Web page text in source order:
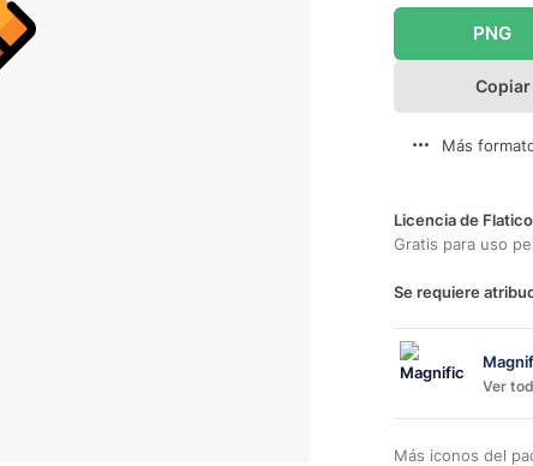
PNG
Copiar
Más
Licencia de
Gratis para uso
Se requiere
Ver
Más iconos del